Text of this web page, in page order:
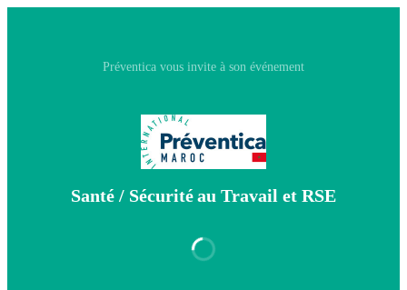
Préventica vous invite à son événement
Santé / Sécurité au Travail et RSE